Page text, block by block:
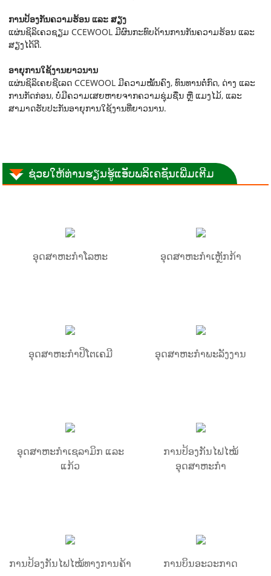
ການປ້ອງກັນຄວາມຮ້ອນ ແລະ ສຽງ
ແຜ່ນຊິລິເຄວຊຽມ CCEWOOL ມີຜົນກະທົບດ້ານການກັນຄວາມຮ້ອນ ແລະ
ສຽງໄດ້ດີ.
ອາຍຸການໃຊ້ງານຍາວນານ
ແຜ່ນຊິລິເຄຍຊີເລດ CCEWOOL ມີຄວາມໝັ້ນຄົງ, ທົນທານຕໍ່ກົດ, ດ່າງ ແລະ
ການກັດກ່ອນ, ບໍ່ມີຄວາມເສຍຫາຍຈາກຄວາມຊຸ່ມຊື່ນ ຫຼື ແມງໄມ້, ແລະ
ສາມາດຮັບປະກັນອາຍຸການໃຊ້ງານທີ່ຍາວນານ.
ຊ່ວຍໃຫ້ທ່ານຮຽນຮູ້ແອັບພລິເຄຊັນເພີ່ມເຕີມ
ອຸດສາຫະກຳໂລຫະ ອຸດສາຫະກຳເຫຼັກກ້າ
ອຸດສາຫະກຳປິໂຕເຄມີ ອຸດສາຫະກຳພະລັງງານ
ອຸດສາຫະກຳເຊລາມິກ ແລະ
ແກ້ວ
ການປ້ອງກັນໄຟໄໝ້
ອຸດສາຫະກຳ
ການປ້ອງກັນໄຟໄໝ້ທາງການຄ້າ ການບິນອະວະກາດ